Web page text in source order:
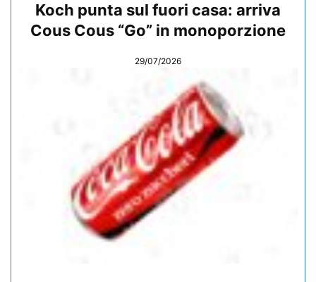
Koch punta sul fuori casa: arriva
Cous Cous “Go” in monoporzione
29/07/2026